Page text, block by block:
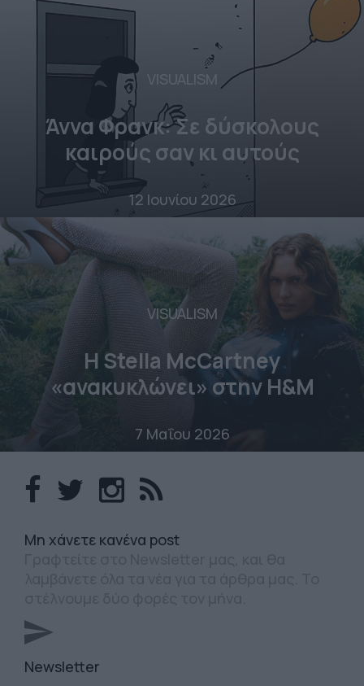
VISUALISM
Άννα Φρανκ: Σε δύσκολους
καιρούς σαν κι αυτούς
12 Ιουνίου 2026
VISUALISM
Η Stella McCartney
«ανακυκλώνει» στην H&M
7 Μαΐου 2026
Mη χάνετε κανένα post
Newsletter